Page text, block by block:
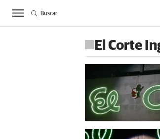
Buscar
El Corte